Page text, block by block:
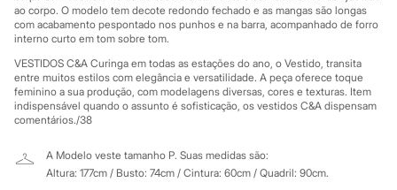
City
Clock House
Mindset
Yessica
Moda esportiva
Acessórios
Blusas
Leggings
Shorts e Bermudas
ao corpo. O modelo tem decote redondo fechado e as mangas são longas
com acabamento pespontado nos punhos e na barra, acompanhado de forro
interno curto em tom sobre tom.
VESTIDOS C&A Curinga em todas as estações do ano, o Vestido, transita
entre muitos estilos com elegância e versatilidade. A peça oferece toque
feminino a sua produção, com modelagens diversas, cores e texturas. Item
indispensável quando o assunto é sofisticação, os vestidos C&A dispensam
comentários./38
A Modelo veste tamanho P. Suas medidas são:
Altura: 177cm / Busto: 74cm / Cintura: 60cm / Quadril: 90cm.